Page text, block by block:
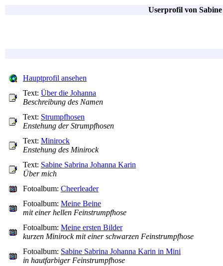
Userprofil von
Hauptprofil ansehen
Text: Über die Johanna
Beschreibung des Namen
Text: Strumpfhosen
Enstehung der Strumpfhosen
Text: Minirock
Enstehung des Minirock
Text: Sabine Sabrina Johanna Karin
Über mich
Fotoalbum: Cheerleader
Fotoalbum: Meine Beine
mit einer hellen Feinstrumpfhose
Fotoalbum: Meine ersten Bilder
kurzen Minirock mit einer schwarzen Feinstrumpfhose
Fotoalbum: Sabine Sabrina Johanna Karin in Mini
in hautfarbiger Feinstrumpfhose